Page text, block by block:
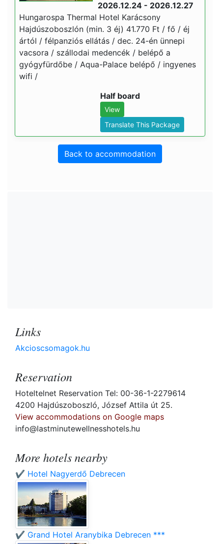
2026.12.24 - 2026.12.27
Hungarospa Thermal Hotel Karácsony
Hajdúszoboszlón (min. 3 éj) 41.770 Ft / fő / éj
ártól / félpanziós ellátás / dec. 24-én ünnepi
vacsora / szállodai medencék / belépő a
gyógyfürdőbe / Aqua-Palace belépő / ingyenes
wifi /
Half board
View
Translate This Package
Back to accommodation
Links
Akcioscsomagok.hu
Reservation
Hoteltelnet Reservation Tel: 00-36-1-2279614
4200 Hajdúszoboszló, József Attila út 25.
View accommodations on Google maps
info@lastminutewellnesshotels.hu
More hotels nearby
✔️ Hotel Nagyerdő Debrecen
✔️ Grand Hotel Aranybika Debrecen ***